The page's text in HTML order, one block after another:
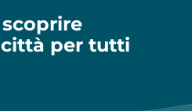
per tutti